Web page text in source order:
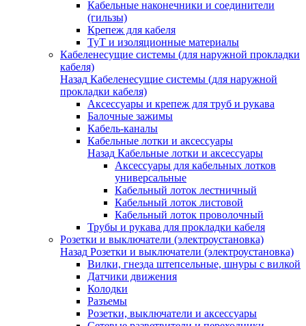
Кабельные наконечники и соединители
(гильзы)
Крепеж для кабеля
ТуТ и изоляционные материалы
Кабеленесущие системы (для наружной прокладки
кабеля)
Назад Кабеленесущие системы (для наружной
прокладки кабеля)
Аксессуары и крепеж для труб и рукава
Балочные зажимы
Кабель-каналы
Кабельные лотки и аксессуары
Назад Кабельные лотки и аксессуары
Аксессуары для кабельных лотков
универсальные
Кабельный лоток лестничный
Кабельный лоток листовой
Кабельный лоток проволочный
Трубы и рукава для прокладки кабеля
Розетки и выключатели (электроустановка)
Назад Розетки и выключатели (электроустановка)
Вилки, гнезда штепсельные, шнуры с вилкой
Датчики движения
Колодки
Разъемы
Розетки, выключатели и аксессуары